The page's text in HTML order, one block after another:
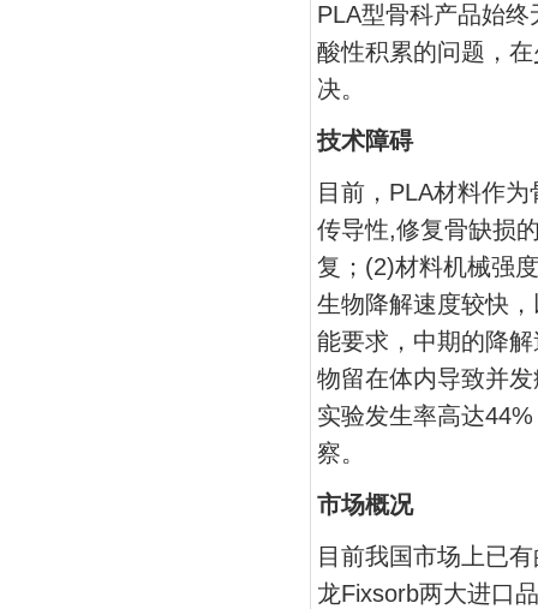
PLA型骨科产品始
酸性积累的问题，
决。
技术障碍
目前，PLA材料作
传导性,修复骨缺损
复；(2)材料机械强
生物降解速度较快
能要求，中期的降
物留在体内导致并
实验发生率高达
察。
市场概况
目前我国市场上已
龙Fixsorb两大进口